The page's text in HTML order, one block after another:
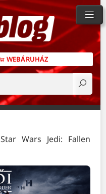
WEBÁRUHÁZ
Star Wars Jedi: Fallen